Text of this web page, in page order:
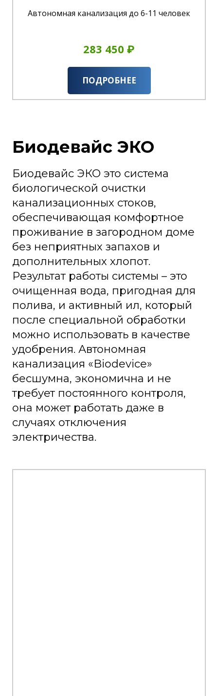
Автономная канализация до 6-11 человек
283 450 ₽
ПОДРОБНЕЕ
Биодевайс ЭКО
Биодевайс ЭКО это система
биологической очистки
канализационных стоков,
обеспечивающая комфортное
проживание в загородном доме
без неприятных запахов и
дополнительных хлопот.
Результат работы системы – это
очищенная вода, пригодная для
полива, и активный ил, который
после специальной обработки
можно использовать в качестве
удобрения. Автономная
канализация «Biodevice»
бесшумна, экономична и не
требует постоянного контроля,
она может работать даже в
случаях отключения
электричества.